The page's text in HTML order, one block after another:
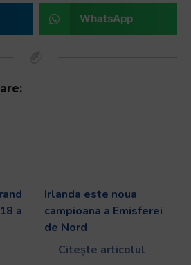
WhatsApp
a
Irlanda este noua
campioana a Emisferei
de Nord
Citește articolul